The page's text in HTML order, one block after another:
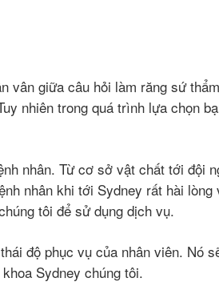
vân giữa câu hỏi làm răng sứ
nhiên trong quá trình lựa chọn
nhân. Từ cơ sở vật chất tới đội
nhân khi tới Sydney rất hài
tôi để sử dụng dịch vụ.
độ phục vụ của nhân viên. Nó
Sydney chúng tôi.